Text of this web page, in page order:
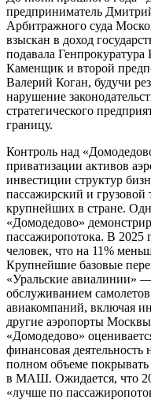
предприниматель
Арбитражного суда
взыскан в доход
подавала
Каменщик и второй
Валерий Коган, будучи
нарушение
стратегического
границу.
Контроль над
приватизации активов
инвестиции структур
пассажирский и
крупнейших в стране.
«Домодедово»
пассажиропотока. В 2025
человек, что на 11%
Крупнейшие базовые
«Уральские авиалинии»
обслуживанием
авиакомпаний, включая
другие аэропорты
«Домодедово»
финансовая деятельность
полном объеме покрывать
в МАШ. Ожидается, что
«лучше по